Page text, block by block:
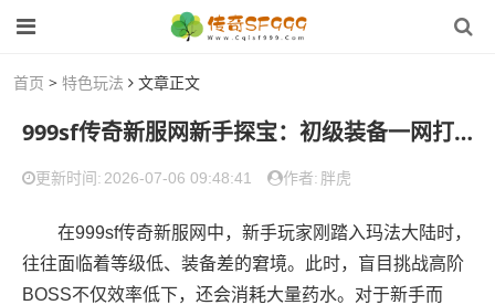
首页 > 特色玩法 文章正文
999sf传奇新服网新手探宝：初级装备一网打尽全攻略
更新时间: 2026-07-06 09:48:41 作者: 胖虎
在999sf传奇新服网中，新手玩家刚踏入玛法大陆时，
往往面临着等级低、装备差的窘境。此时，盲目挑战高阶
BOSS不仅效率低下，还会消耗大量药水。对于新手而